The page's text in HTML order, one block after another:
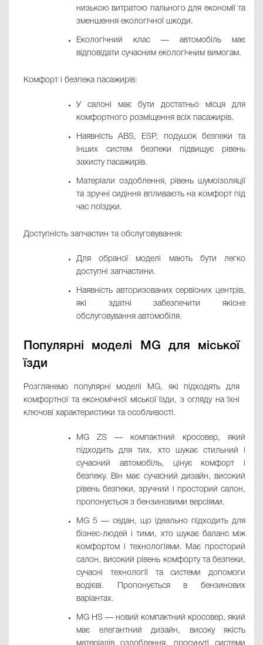
низькою витратою пального для економії та
зменшення екологічної шкоди.
Екологічний клас — автомобіль має
відповідати сучасним екологічним вимогам.
Комфорт і безпека пасажирів:
У салоні має бути достатньо місця для
комфортного розміщення всіх пасажирів.
Наявність ABS, ESP, подушок безпеки та
інших систем безпеки підвищує рівень
захисту пасажирів.
Матеріали оздоблення, рівень шумоізоляції
та зручні сидіння впливають на комфорт під
час поїздки.
Доступність запчастин та обслуговування:
Для обраної моделі мають бути легко
доступні запчастини.
Наявність авторизованих сервісних центрів,
які здатні забезпечити якісне
обслуговування автомобіля.
Популярні моделі MG для міської
їзди
Розглянемо популярні моделі MG, які підходять для
комфортної та економічної міської їзди, з огляду на їхні
ключові характеристики та особливості.
MG ZS — компактний кросовер, який
підходить для тих, хто шукає стильний і
сучасний автомобіль, цінує комфорт і
безпеку. Він має сучасний дизайн, високий
рівень безпеки, зручний і просторий салон,
пропонується з бензиновими версіями.
MG 5 — седан, що ідеально підходить для
бізнес-людей і тими, хто шукає баланс між
комфортом і технологіями. Має просторий
салон, високий рівень комфорту та безпеки,
сучасні технології та системи допомоги
водієві. Пропонується в бензинових
варіантах.
MG HS — новий компактний кросовер, який
має елегантний дизайн, високу якість
матеріалів оздоблення, просунуті системи